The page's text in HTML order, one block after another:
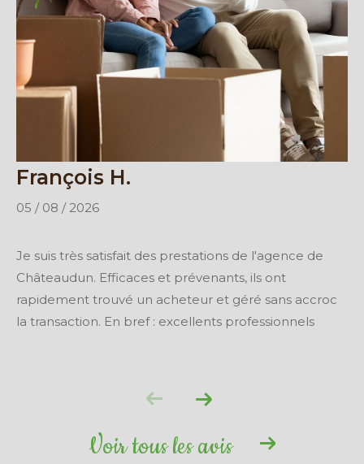
François H.
05 / 08 / 2026
Je suis très satisfait des prestations de l'agence de
Châteaudun. Efficaces et prévenants, ils ont
rapidement trouvé un acheteur et géré sans accroc
la transaction. En bref : excellents professionnels
Voir tous les avis